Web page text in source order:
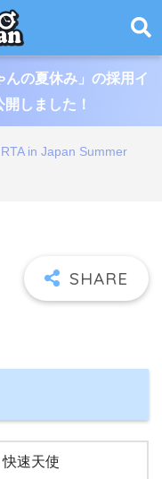
の夏休み」の採用イ
しました！
RTA in Japan Summer
快速天使